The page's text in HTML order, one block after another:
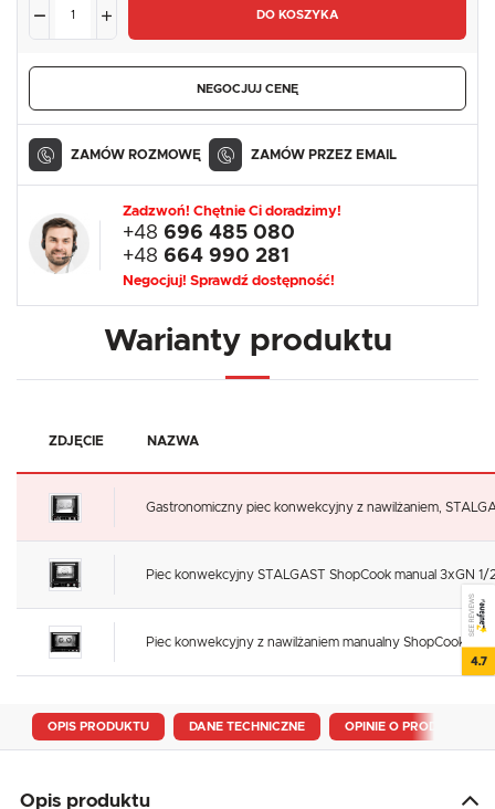
DO KOSZYKA
NEGOCJUJ CENĘ
ZAMÓW ROZMOWĘ ZAMÓW PRZEZ EMAIL
Zadzwoń! Chętnie Ci doradzimy!
+48 696 485 080
+48 664 990 281
Negocjuj! Sprawdź dostępność!
Warianty produktu
ZDJĘCIE NAZWA
Gastronomiczny piec konwekcyjny z nawilżaniem,
Piec konwekcyjny STALGAST ShopCook manual 3xGN 1/
Piec konwekcyjny z nawilżaniem manualny ShopCook
OPIS PRODUKTU DANE TECHNICZNE OPINIE O PRODUKCIE
Opis produktu
SEE REVIEWS
4.7